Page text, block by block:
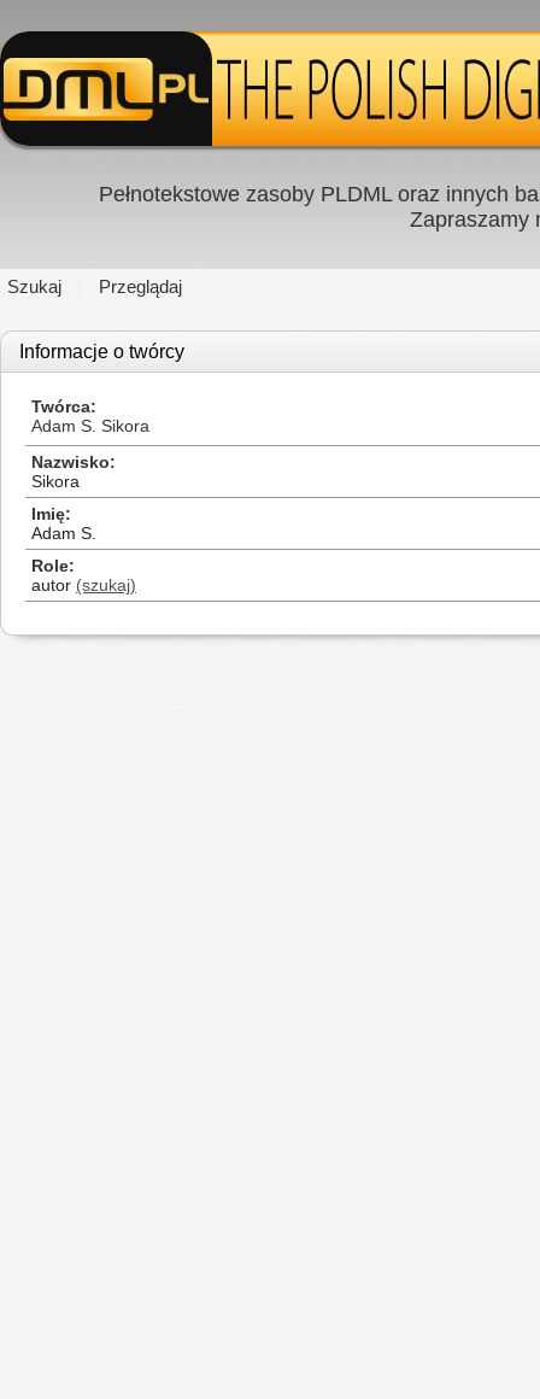
Pełnotekstowe zasoby PLDML oraz innych
Zapraszamy
Szukaj Przeglądaj
Informacje o twórcy
Twórca
Adam S. Sikora
Nazwisko
Sikora
Imię
Adam S.
Role
autor (szukaj)